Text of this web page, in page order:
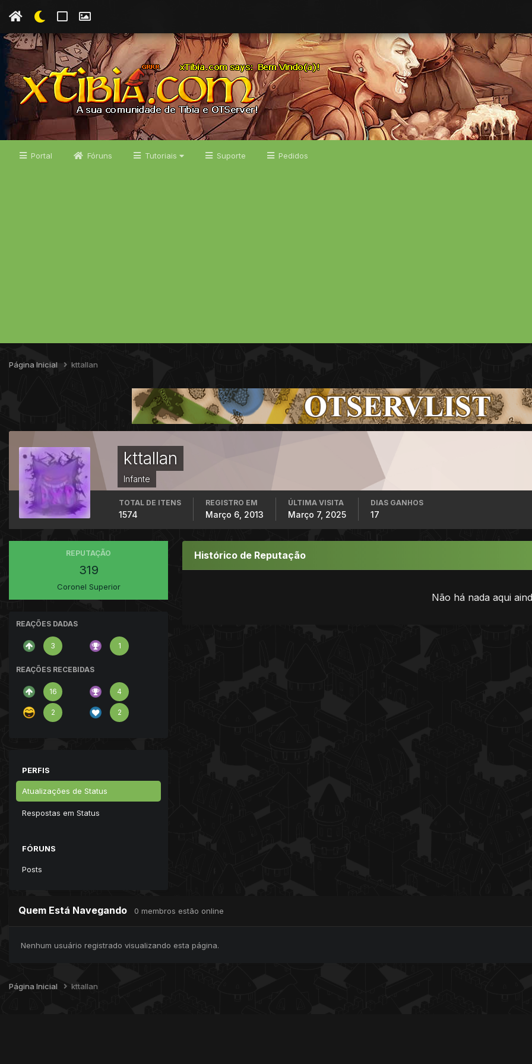
Portal Fóruns Tutoriais Suporte Pedidos
Página Inicial kttallan
kttallan
Infante
TOTAL DE ITENS
1574
REGISTRO EM
Março 6, 2013
ÚLTIMA VISITA
Março 7, 2025
DIAS GANHOS
17
REPUTAÇÃO
319
Coronel Superior
REAÇÕES DADAS
3 1
REAÇÕES RECEBIDAS
16 4
2 2
PERFIS
Atualizações de Status
Respostas em Status
FÓRUNS
Posts
Histórico de Reputação
Não há nada aqui
Quem Está Navegando 0 membros estão online
Nenhum usuário registrado visualizando esta página.
Página Inicial kttallan